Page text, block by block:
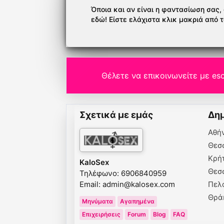
Όποια και αν είναι η φαντασίωση σας,
εδώ! Είστε ελάχιστα κλικ μακριά από
Θέλετε να επικοινωνείτε με
Σχετικά με εμάς
KaloSex
Τηλέφωνο: 6906840959
Email: admin@kalosex.com
Μηνύματα
Αγαπημένα
Επιχειρήσεις
Forum Blog FAQ